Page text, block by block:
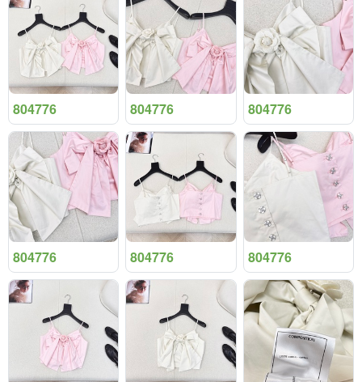
804776 804776 804776
804776 804776 804776